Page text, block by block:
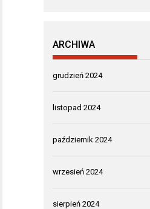
ARCHIWA
grudzień 2024
listopad 2024
październik 2024
wrzesień 2024
sierpień 2024